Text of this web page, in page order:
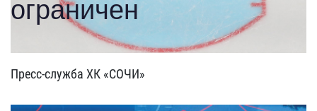
Пресс-служба ХК «СОЧИ»